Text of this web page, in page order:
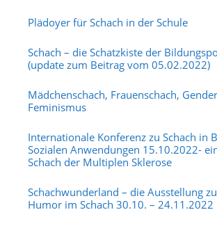
Plädoyer für Schach in der Schule
Schach – die Schatzkiste der
(update zum Beitrag vom 05.02.2022)
Mädchenschach, Frauenschach,
Feminismus
Internationale Konferenz zu Schach in
Sozialen Anwendungen 15.10.2022-
Schach der Multiplen Sklerose
Schachwunderland – die Ausstellung
Humor im Schach 30.10. – 24.11.2022